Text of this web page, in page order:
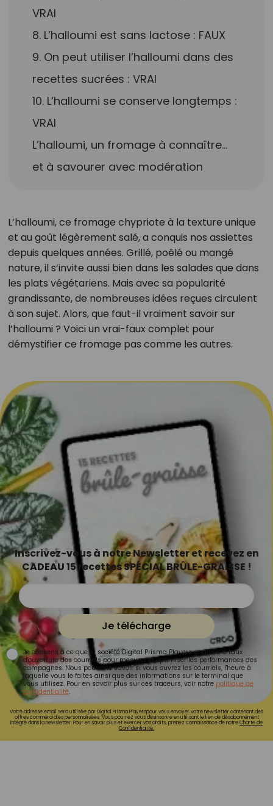
VRAI
8. L’halloumi est sans lactose : FAUX
9. On peut utiliser l’halloumi dans des
recettes sucrées : VRAI
10. L’halloumi se conserve longtemps :
VRAI
L’halloumi, un fromage à connaître…
et à savourer avec modération
L’halloumi, ce fromage chypriote à la texture unique
et au goût légèrement salé, a conquis nos assiettes
depuis quelques années. Grillé, poêlé ou mangé
nature, il s’invite aussi bien dans les salades que dans
les plats végétariens. Mais avec sa popularité
grandissante, de nombreuses idées reçues circulent
à son sujet. Alors, que faut-il vraiment savoir sur
l’halloumi ? Voici un vrai-faux complet pour
démystifier ce fromage pas comme les autres.
Inscrivez-vous à notre Newsletter et recevez en
CADEAU 15 recettes SPÉCIAL BRÛLE-GRAISSE !
Je télécharge
Je consens à ce que la société Digital Prisma Players analyse le taux
d'ouverture des courriels pour mesurer et optimiser les performances des
campagnes. Nous pourrons savoir si vous ouvrez les courriels, l'heure à
laquelle vous le faites ainsi que des informations sur le terminal que
vous utilisez. Pour en savoir plus sur ces traceurs, voir notre politique de
confidentialité.
Votre adresse email sera utilisée par Digital Prisma Playerspour vous envoyer votre newsletter contenant des
offres commerciales personnalisées. Vous pourrez vous désinscrire en utilisant le lien de désabonnement
intégré dans la newsletter. Pour en savoir plus et exercer vos droits, prenez connaissance de notreCharte de
Confidentialité.